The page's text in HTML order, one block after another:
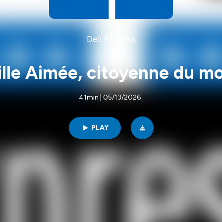
Deli Express
Aimée, citoyenne du
41min | 05/13/2026
PLAY